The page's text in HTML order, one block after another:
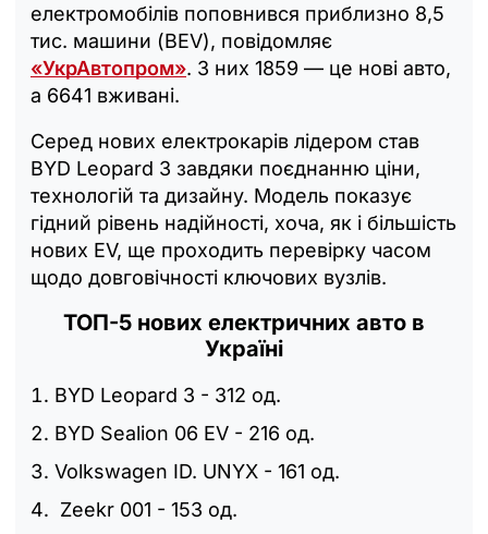
електромобілів поповнився приблизно 8,5
тис. машини (BEV), повідомляє
«УкрАвтопром». З них 1859 — це нові авто,
а 6641 вживані.
Серед нових електрокарів лідером став
BYD Leopard 3 завдяки поєднанню ціни,
технологій та дизайну. Модель показує
гідний рівень надійності, хоча, як і більшість
нових EV, ще проходить перевірку часом
щодо довговічності ключових вузлів.
ТОП-5 нових електричних авто в
Україні
BYD Leopard 3 - 312 од.
BYD Sealion 06 EV - 216 од.
Volkswagen ID. UNYX - 161 од.
Zeekr 001 - 153 од.